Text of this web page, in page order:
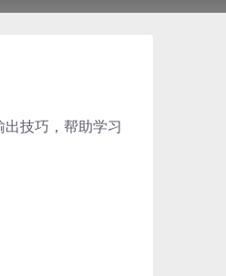
技巧，帮助学习